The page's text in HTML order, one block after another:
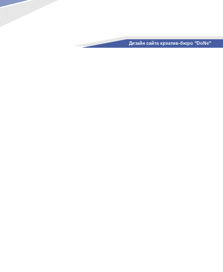
Дизайн сайта креатив-бюро "DoNe"